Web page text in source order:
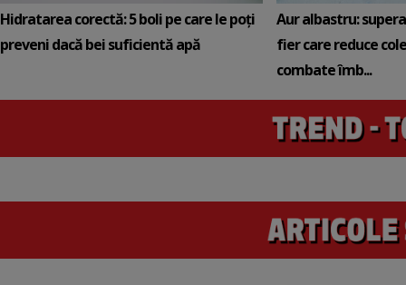
Hidratarea corectă: 5 boli pe care le poți
preveni dacă bei suficientă apă
Aur albastru:
fier care reduce
combate îmb...